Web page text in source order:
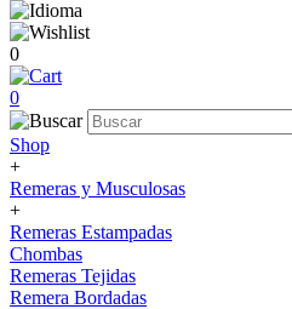
0
0
Shop
+
Remeras y Musculosas
+
Remeras Estampadas
Chombas
Remeras Tejidas
Remera Bordadas